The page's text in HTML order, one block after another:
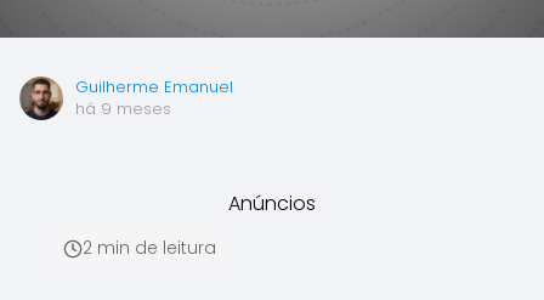
Guilherme Emanuel
há 9 meses
Anúncios
2 min de leitura